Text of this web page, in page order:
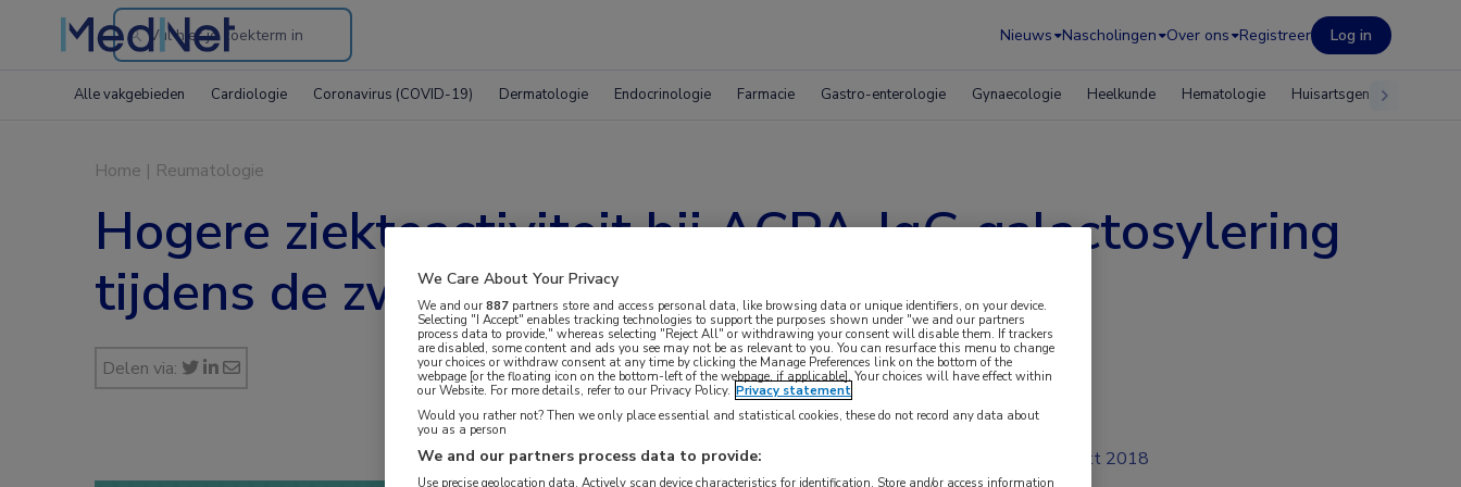
Search
the
Nieuws Nascholingen Over ons Registreer Log in
Alle vakgebieden Cardiologie Coronavirus (COVID-19) Dermatologie Endocrinologie Farmacie Gastro-enterologie Gynaecologie Heelkunde Hematologie Huisartsgeneeskunde
Home | Reumatologie
Hogere ziekteactiviteit bij ACPA-IgG galactosylering
tijdens de zwangerschap
Delen via:
okt 2018
We Care About Your Privacy
We and our887 partners store and access personal data, like browsing data or unique identifiers, on your device.
Selecting "I Accept" enables tracking technologies to support the purposes shown under "we and our partners
process data to provide," whereas selecting "Reject All" or withdrawing your consent will disable them. If trackers
are disabled, some content and ads you see may not be as relevant to you. You can resurface this menu to change
your choices or withdraw consent at any time by clicking the Manage Preferences link on the bottom of the
webpage [or the floating icon on the bottom-left of the webpage, if applicable]. Your choices will have effect within
our Website. For more details, refer to our Privacy Policy. Privacy statement
Would you rather not? Then we only place essential and statistical cookies, these do not record any data about
you as a person
We and our partners process data to provide:
Use precise geolocation data. Actively scan device characteristics for identification. Store and/or access information